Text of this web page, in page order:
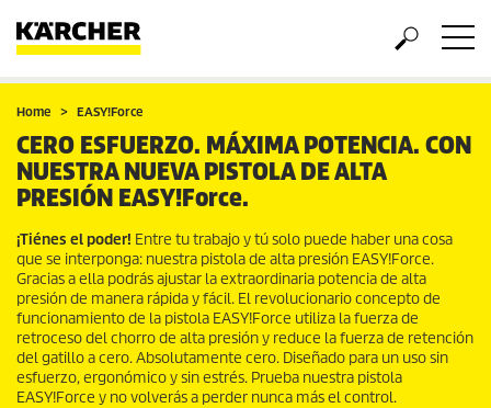
Home EASY!Force
CERO ESFUERZO. MÁXIMA POTENCIA. CON
NUESTRA NUEVA PISTOLA DE ALTA
PRESIÓN EASY!Force.
¡Tiénes el poder! Entre tu trabajo y tú solo puede haber una cosa
que se interponga: nuestra pistola de alta presión EASY!Force.
Gracias a ella podrás ajustar la extraordinaria potencia de alta
presión de manera rápida y fácil. El revolucionario concepto de
funcionamiento de la pistola EASY!Force utiliza la fuerza de
retroceso del chorro de alta presión y reduce la fuerza de retención
del gatillo a cero. Absolutamente cero. Diseñado para un uso sin
esfuerzo, ergonómico y sin estrés. Prueba nuestra pistola
EASY!Force y no volverás a perder nunca más el control.